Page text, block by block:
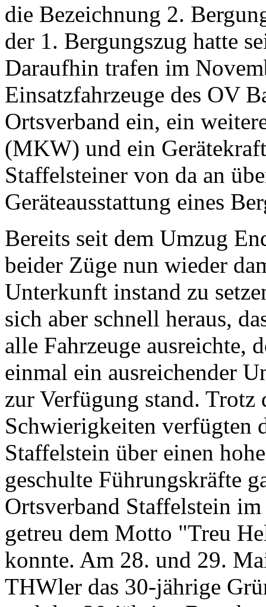
die Bezeichnung 2.
der 1. Bergungszug hatte
Daraufhin trafen im
Einsatzfahrzeuge des OV
Ortsverband ein, ein
(MKW) und ein
Staffelsteiner von da an
Geräteausstattung eines
Bereits seit dem Umzug
beider Züge nun wieder
Unterkunft instand zu
sich aber schnell heraus,
alle Fahrzeuge ausreichte,
einmal ein ausreichender
zur Verfügung stand. Trotz
Schwierigkeiten verfügten
Staffelstein über einen
geschulte Führungskräfte
Ortsverband Staffelstein
getreu dem Motto "Treu
konnte. Am 28. und 29.
THWler das 30-jährige